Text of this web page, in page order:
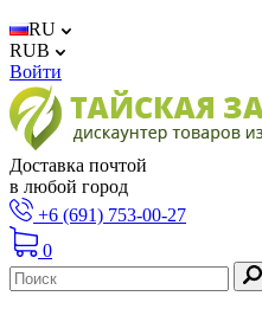
RU
RUB
Войти
Доставка почтой
в любой город
+6 (691) 753-00-27
0